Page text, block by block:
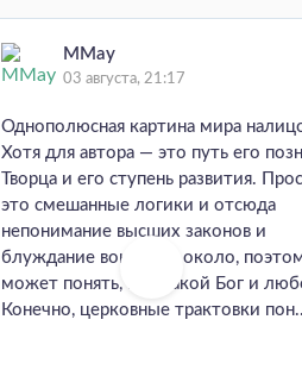
MMay
03 августа, 21:17
Однополюсная картина мира
Хотя для автора — это путь его
Творца и его ступень развития.
это смешанные логики и отсюда
непонимание высших законов и
блуждание вокруг да около,
может понять, кто такой Бог и
Конечно, церковные трактовки